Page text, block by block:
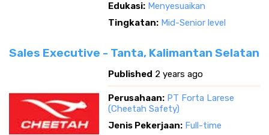
Edukasi: Menyesuaikan
Tingkatan: Mid-Senior level
Sales Executive - Tanta, Kalimantan Selatan
Published 2 years ago
Perusahaan: PT Forta Larese
(Cheetah Safety)
Jenis Pekerjaan: Full-time